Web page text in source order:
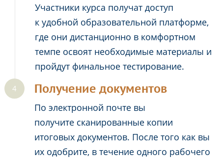
Участники курса получат доступ
к удобной образовательной платформе,
где они дистанционно в комфортном
темпе освоят необходимые материалы и
пройдут финальное тестирование.
Получение документов
По электронной почте вы
получите сканированные копии
итоговых документов. После того как вы
их одобрите, в течение одного рабочего